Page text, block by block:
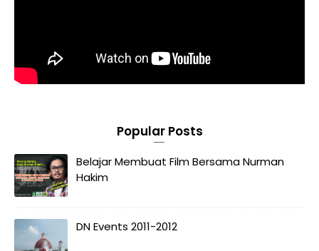
Popular Posts
Belajar Membuat Film Bersama Nurman
Hakim
DN Events 2011-2012